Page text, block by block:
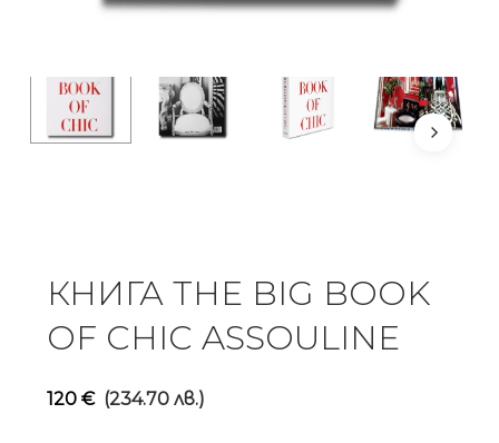
КНИГА THE BIG BOOK
OF CHIC ASSOULINE
120 € (234.70 лв.)